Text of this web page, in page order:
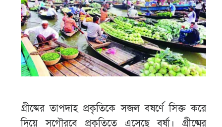
গ্রীষ্মের তাপদাহ প্রকৃতিকে সজল বষর্ণে সিক্ত করে
দিয়ে সগৌরবে প্রকৃতিতে এসেছে বর্ষা। গ্রীষ্মের